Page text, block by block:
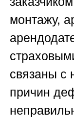
монтажу,
связаны с
причин